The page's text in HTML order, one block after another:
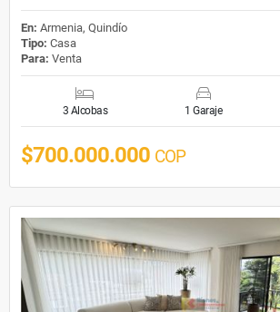
En: Armenia, Quindío
Tipo: Casa
Para: Venta
3 Alcobas 1 Garaje
$700.000.000 COP